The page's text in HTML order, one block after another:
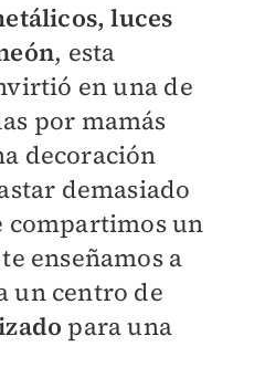
luces
, esta
en una de
por mamás
decoración
demasiado
compartimos un
enseñamos a
un centro de
para una